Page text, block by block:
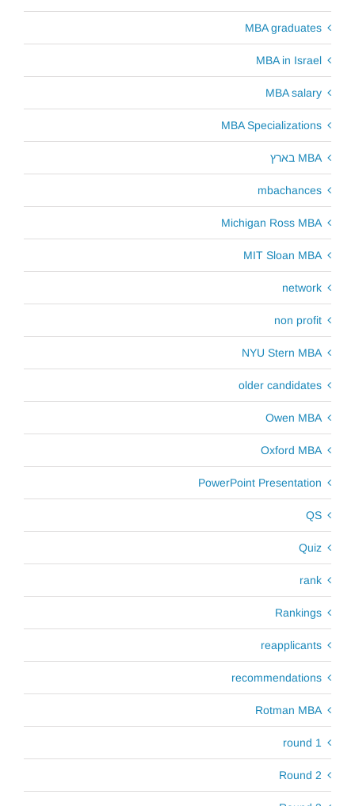
MBA graduates
MBA in Israel
MBA salary
MBA Specializations
MBA בארץ
mbachances
Michigan Ross MBA
MIT Sloan MBA
network
non profit
NYU Stern MBA
older candidates
Owen MBA
Oxford MBA
PowerPoint Presentation
QS
Quiz
rank
Rankings
reapplicants
recommendations
Rotman MBA
round 1
Round 2